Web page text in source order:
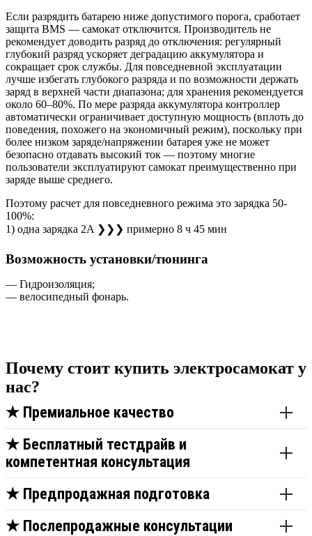
Если разрядить батарею ниже допустимого порога, сработает
защита BMS — самокат отключится. Производитель не
рекомендует доводить разряд до отключения: регулярный
глубокий разряд ускоряет деградацию аккумулятора и
сокращает срок службы. Для повседневной эксплуатации
лучше избегать глубокого разряда и по возможности держать
заряд в верхней части диапазона; для хранения рекомендуется
около 60–80%. По мере разряда аккумулятора контроллер
автоматически ограничивает доступную мощность (вплоть до
поведения, похожего на экономичный режим), поскольку при
более низком заряде/напряжении батарея уже не может
безопасно отдавать высокий ток — поэтому многие
пользователи эксплуатируют самокат преимущественно при
заряде выше среднего.
Поэтому расчет для повседневного режима это зарядка 50-
100%:
1) одна зарядка 2A ❯❯❯ примерно 8 ч 45 мин
Возможность установки/тюнинга
— Гидроизоляция;
— велосипедный фонарь.
Почему стоит купить электросамокат у
нас?
★ Премиальное качество
★ Бесплатный тестдрайв и
компетентная консультация
★ Предпродажная подготовка
★ Послепродажные консультации